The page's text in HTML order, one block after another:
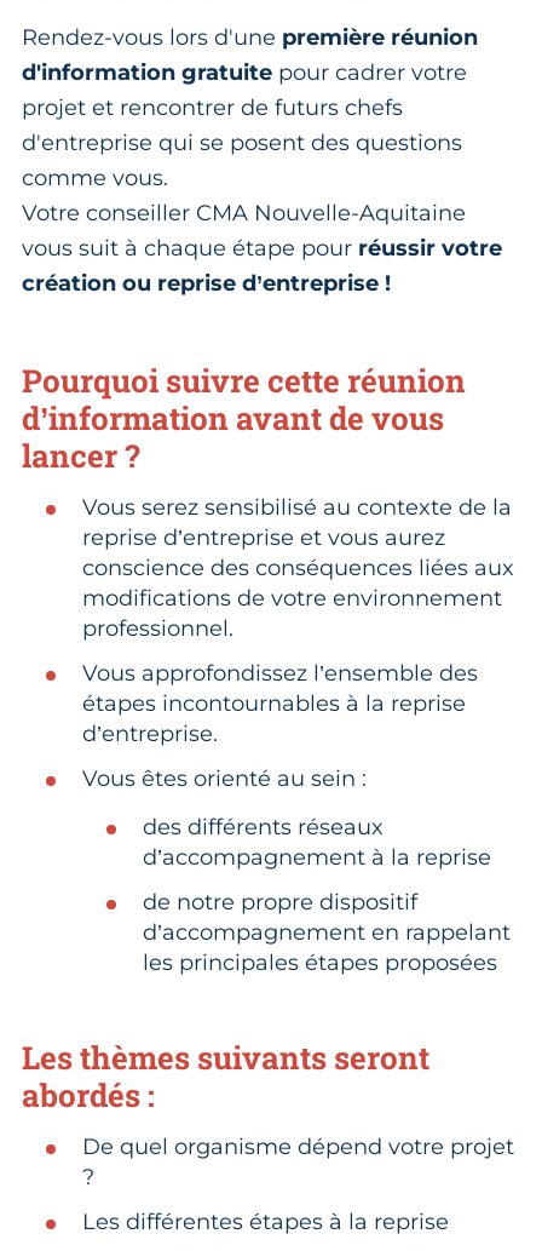
Rendez-vous lors d'une première réunion
d'information gratuite pour cadrer votre
projet et rencontrer de futurs chefs
d'entreprise qui se posent des questions
comme vous.
Votre conseiller CMA Nouvelle-Aquitaine
vous suit à chaque étape pour réussir votre
création ou reprise d’entreprise !
Pourquoi suivre cette réunion
d’information avant de vous
lancer ?
Vous serez sensibilisé au contexte de la
reprise d’entreprise et vous aurez
conscience des conséquences liées aux
modifications de votre environnement
professionnel.
Vous approfondissez l’ensemble des
étapes incontournables à la reprise
d’entreprise.
Vous êtes orienté au sein :
des différents réseaux
d’accompagnement à la reprise
de notre propre dispositif
d’accompagnement en rappelant
les principales étapes proposées
Les thèmes suivants seront
abordés :
De quel organisme dépend votre projet
?
Les différentes étapes à la reprise